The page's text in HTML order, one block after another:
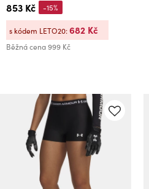
853 Kč
Běžná cena999 Kč
-15%
s kódem LETO20:682 Kč